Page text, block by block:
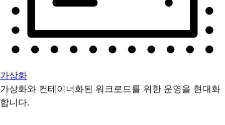
가상화
가상화와 컨테이너화된 워크로드를 위한 운영을 현대화
합니다.